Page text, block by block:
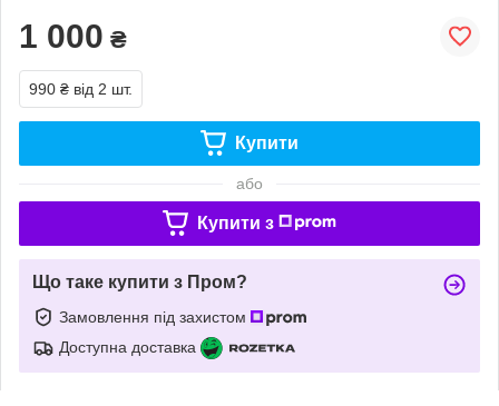
1 000 ₴
990 ₴ від 2 шт.
Купити
або
Купити з
Що таке купити з Пром?
Замовлення під захистом
Доступна доставка